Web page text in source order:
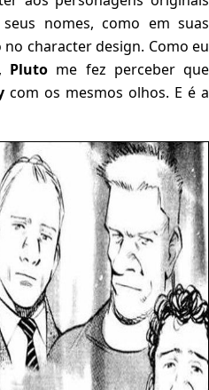
nomes, como em suas
character design. Como eu
Pluto me fez perceber que
com os mesmos olhos. E é a